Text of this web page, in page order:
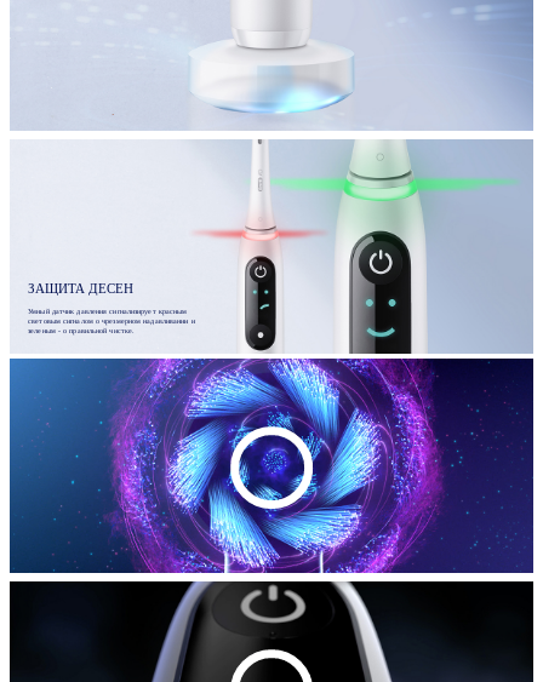
ЗАЩИТА ДЕСЕН
Умный датчик давления сигнализирует красным
световым сигналом о чрезмерном надавливании и
зеленым - о правильной чистке.